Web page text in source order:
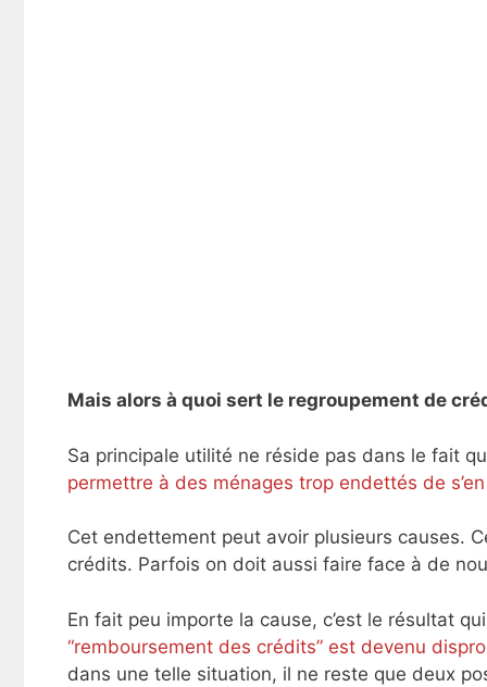
Mais alors à quoi sert le regroupement de
Sa principale utilité ne réside pas dans le fait
permettre à des ménages trop endettés de
Cet endettement peut avoir plusieurs causes.
crédits. Parfois on doit aussi faire face à de
En fait peu importe la cause, c’est le résultat
“remboursement des crédits” est devenu
dans une telle situation, il ne reste que deux